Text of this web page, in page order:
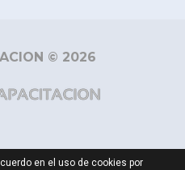
© 2026
en el uso de cookies por